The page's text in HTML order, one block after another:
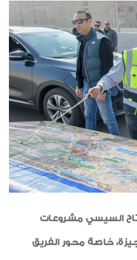
السلامة والصحة المهنية
صور من العدد
رياضة
طبية
خواطر ايمانية
الواحة
السيسي مشروعات
خاصة محور الفريق